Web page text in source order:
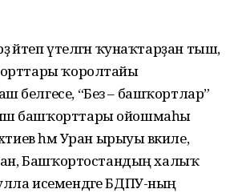
әйтеп үтелгән ҡунаҡтарҙан тыш,
ҡоролтайы
белгесе, “Без – башҡортлар”
башҡорттары ойошмаһы
һәм Уран ырыуы вәкиле,
Башҡортостандың халыҡ
исемендәге БДПУ-ның